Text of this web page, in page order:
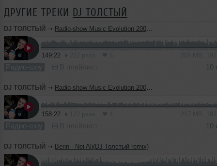
ДРУГИЕ ТРЕКИ DJ ТОЛСТЫЙ
DJ ТОЛСТЫЙ ➝ Radio-show Music Evolution 2000-2010 (part II)
149:22
Радио-шоу 10
DJ ТОЛСТЫЙ ➝ Radio-show Music Evolution 2000-2010 (part I)
158:22
Радио-шоу 10
DJ ТОЛСТЫЙ ➝ Berin - Nei Ali(DJ Толстый remix)